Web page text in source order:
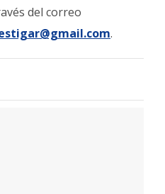
del correo
.